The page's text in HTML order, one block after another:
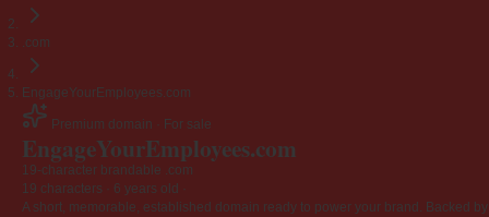
.com
EngageYourEmployees.com
Premium domain · For sale
EngageYourEmployees.com
19-character brandable .com
19 characters · 6 years old
A short, memorable, established domain ready to power your brand. Backed